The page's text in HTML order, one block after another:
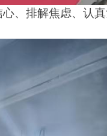
、排解焦虑、认